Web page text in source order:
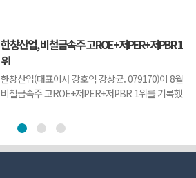
리티(018500)(1.74)가 뒤를 이었다.평화홀딩스는 1
분기 매출액 2251억원, 영업이익 123억원으로 전년
동기대비 ...
한창산업, 비철금속주 고ROE+저PER+저PBR 1
위
한창산업(대표이사 강호익 강상균. 079170)이 8월
비철금속주 고ROE+저PER+저PBR 1위를 기록했
주 고ROE+저PER+저PBR 1위를 차지했으며,
DSR(155660), 태경비케이(014580), 제일연마
(001560)가 뒤를 이었다.한창산업은 지난 1분기 매